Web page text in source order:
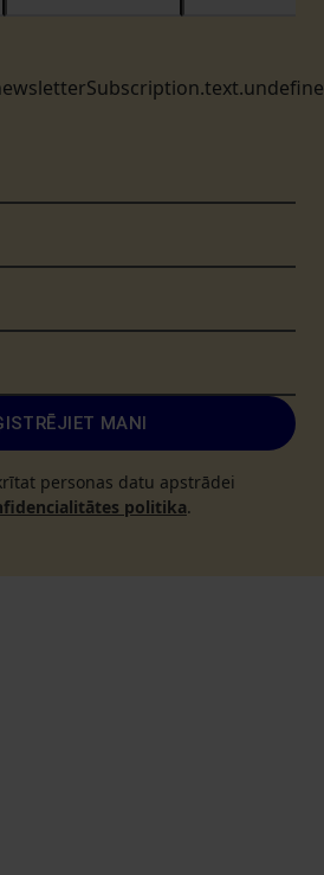
MANI
personas datu apstrādei
politika.